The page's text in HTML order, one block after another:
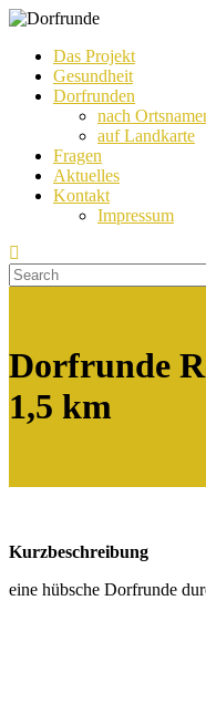
Dorfrunde
Das Projekt
Gesundheit
Dorfrunden
nach
auf Landkarte
Fragen
Aktuelles
Kontakt
Impressum
Dorfrunde
1,5 km
Kurzbeschreibung
eine hübsche Dorfrunde